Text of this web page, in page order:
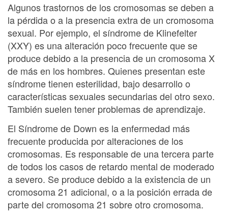
Algunos trastornos de los cromosomas se deben a
la pérdida o a la presencia extra de un cromosoma
sexual. Por ejemplo, el síndrome de Klinefelter
(XXY) es una alteración poco frecuente que se
produce debido a la presencia de un cromosoma X
de más en los hombres. Quienes presentan este
síndrome tienen esterilidad, bajo desarrollo o
características sexuales secundarias del otro sexo.
También suelen tener problemas de aprendizaje.
El Síndrome de Down es la enfermedad más
frecuente producida por alteraciones de los
cromosomas. Es responsable de una tercera parte
de todos los casos de retardo mental de moderado
a severo. Se produce debido a la existencia de un
cromosoma 21 adicional, o a la posición errada de
parte del cromosoma 21 sobre otro cromosoma.